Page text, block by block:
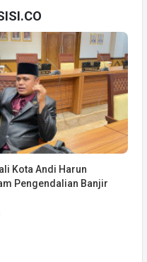
Kota Andi Harun
Pengendalian Banjir